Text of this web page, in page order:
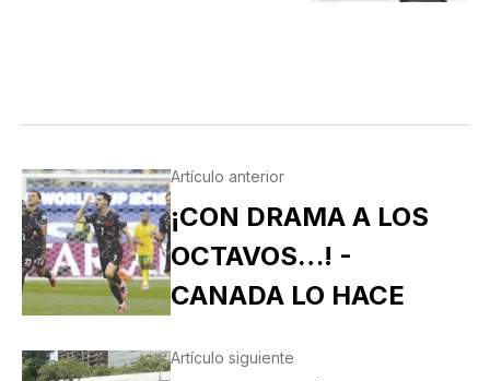
Artículo anterior
¡CON DRAMA A LOS
OCTAVOS…! -
CANADA LO HACE
Artículo siguiente